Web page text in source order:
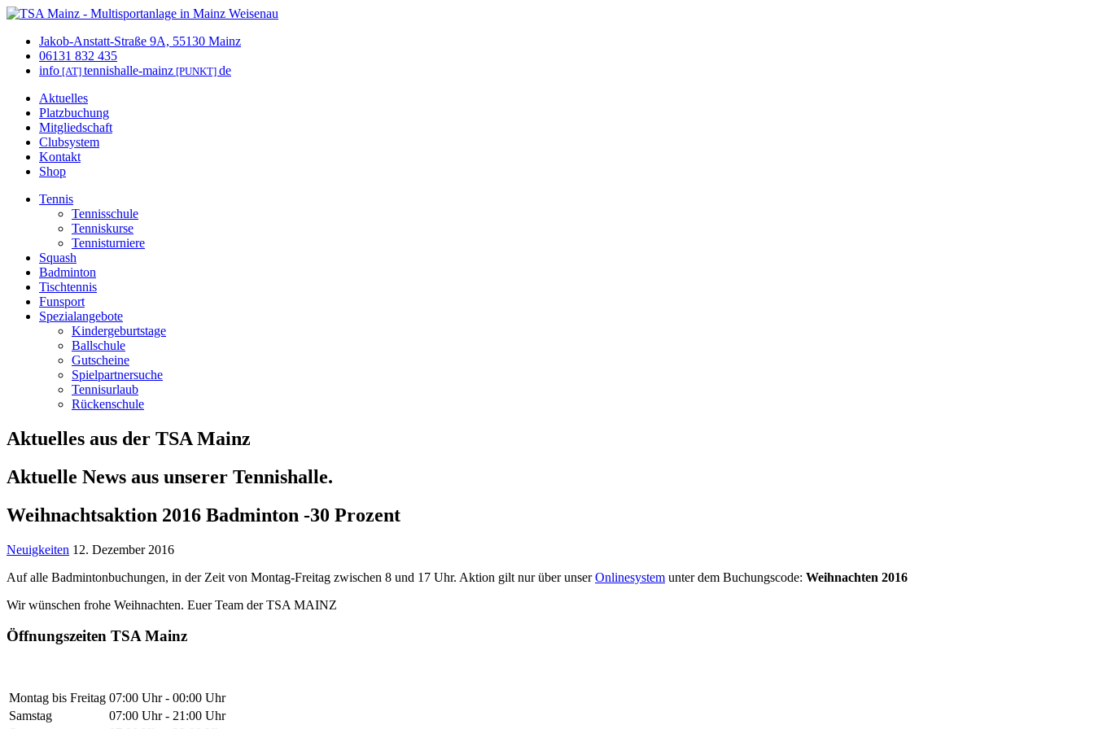
Jakob-Anstatt-Straße 9A, 55130 Mainz
06131 832 435
info [AT] tennishalle-mainz [PUNKT] de
Aktuelles
Platzbuchung
Mitgliedschaft
Clubsystem
Kontakt
Shop
Tennis
Tennisschule
Tenniskurse
Tennisturniere
Squash
Badminton
Tischtennis
Funsport
Spezialangebote
Kindergeburtstage
Ballschule
Gutscheine
Spielpartnersuche
Tennisurlaub
Rückenschule
Aktuelles aus der TSA Mainz
Aktuelle News aus unserer Tennishalle.
Weihnachtsaktion 2016 Badminton -30 Prozent
Neuigkeiten 12. Dezember 2016
Auf alle Badmintonbuchungen, in der Zeit von Montag-Freitag zwischen 8 und 17 Uhr. Aktion gilt nur über unserOnlinesystem unter dem Buchungscode: Weihnachten 2016
Wir wünschen frohe Weihnachten. Euer Team der TSA MAINZ
Öffnungszeiten TSA Mainz
Montag bis Freitag 07:00 Uhr - 00:00 Uhr
Samstag
07:00 Uhr - 21:00 Uhr